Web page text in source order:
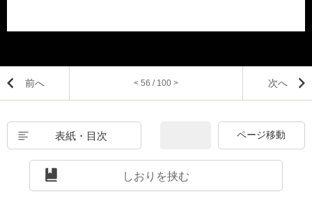
前へ < 56 / 100 > 次へ
表紙・目次
しおりを挟む